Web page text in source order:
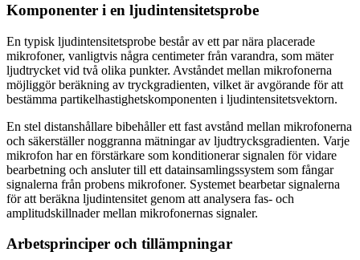
Komponenter i en ljudintensitetsprobe
En typisk ljudintensitetsprobe består av ett par nära placerade
mikrofoner, vanligtvis några centimeter från varandra, som mäter
ljudtrycket vid två olika punkter. Avståndet mellan mikrofonerna
möjliggör beräkning av tryckgradienten, vilket är avgörande för att
bestämma partikelhastighetskomponenten i ljudintensitetsvektorn.
En stel distanshållare bibehåller ett fast avstånd mellan mikrofonerna
och säkerställer noggranna mätningar av ljudtrycksgradienten. Varje
mikrofon har en förstärkare som konditionerar signalen för vidare
bearbetning och ansluter till ett datainsamlingssystem som fångar
signalerna från probens mikrofoner. Systemet bearbetar signalerna
för att beräkna ljudintensitet genom att analysera fas- och
amplitudskillnader mellan mikrofonernas signaler.
Arbetsprinciper och tillämpningar